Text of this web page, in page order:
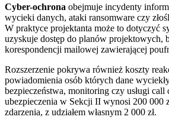
Cyber-ochrona obejmuje incydenty
wycieki danych, ataki ransomware czy
W praktyce projektanta może to dotyczyć
uzyskuje dostęp do planów projektowych,
korespondencji mailowej zawierającej
Rozszerzenie pokrywa również koszty
powiadomienia osób których dane
bezpieczeństwa, monitoring czy usługi call
ubezpieczenia w Sekcji II wynosi 200 000
zdarzenia, z udziałem własnym 2 000 zł.